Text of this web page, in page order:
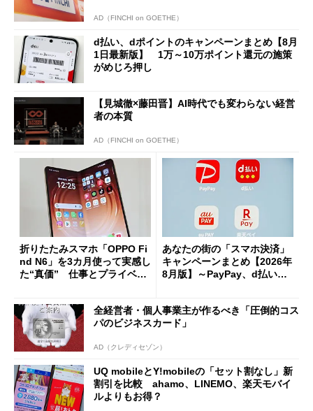
AD（FINCHI on GOETHE）
d払い、dポイントのキャンペーンまとめ【8月
1日最新版】 1万～10万ポイント還元の施策
がめじろ押し
【見城徹×藤田晋】AI時代でも変わらない経営
者の本質
AD（FINCHI on GOETHE）
折りたたみスマホ「OPPO Fi
nd N6」を3カ月使って実感し
た“真価” 仕事とプライベー
あなたの街の「スマホ決済」
キャンペーンまとめ【2026年
8月版】～PayPay、d払い、a
全経営者・個人事業主が作るべき「圧倒的コス
パのビジネスカード」
AD（クレディセゾン）
UQ mobileとY!mobileの「セット割なし」新
割引を比較 ahamo、LINEMO、楽天モバイ
ルよりもお得？